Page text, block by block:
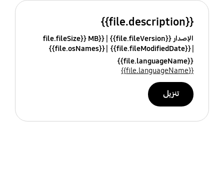
{{file.description}}
الإصدار {{file.fileVersion}}
{{file.fileSize}} MB
{{file.fileModifiedDate}}
{{file.osNames}}
{{file.languageName}}
{{file.languageName}}
تنزيل